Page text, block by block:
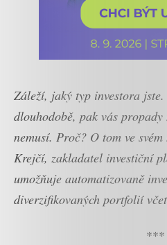
Záleží, jaký typ investora
dlouhodobě, pak vás
nemusí. Proč? O tom ve
Krejčí, zakladatel investiční
umožňuje automatizovaně
diverzifikovaných portfolií
***